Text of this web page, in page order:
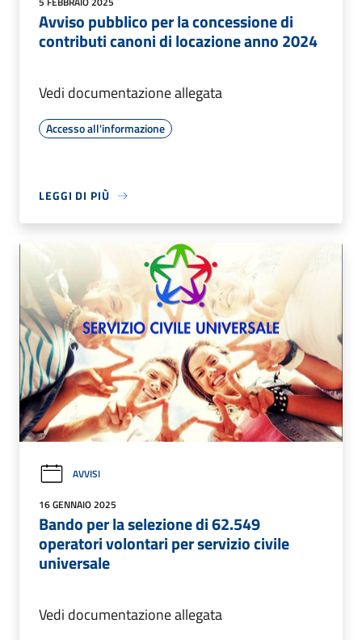
Avviso pubblico per la concessione di
contributi canoni di locazione anno 2024
Vedi documentazione allegata
Accesso all'informazione
LEGGI DI PIÙ
AVVISI
16 GENNAIO 2025
Bando per la selezione di 62.549
operatori volontari per servizio civile
universale
Vedi documentazione allegata